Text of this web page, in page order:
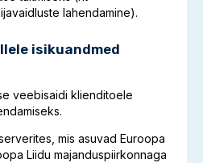
lahendamine).
isikuandmed
veebisaidi klienditoele
mis asuvad Euroopa
Liidu majanduspiirkonnaga